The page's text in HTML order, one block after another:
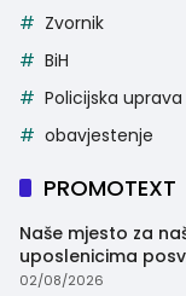
Zvornik
BiH
Policijska
obavjestenje
PROMOTEXT
Naše mjesto za
uposlenicima
trenutak
02/08/2026